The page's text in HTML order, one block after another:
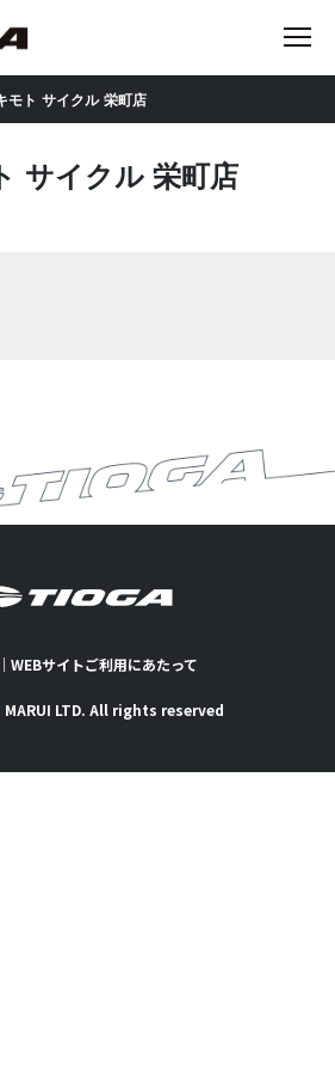
モト サイクル 栄町店
サイクル 栄町店
WEBサイトご利用にあたって
LTD. All rights reserved